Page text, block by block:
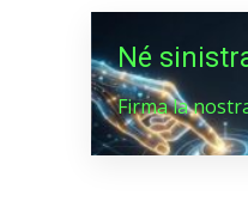
Né
Firma la